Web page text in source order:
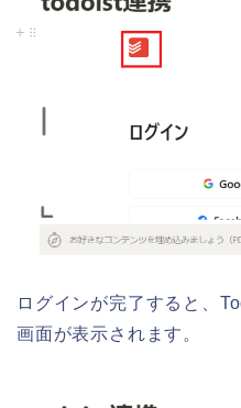
ログインが完了すると、
画面が表示されます。